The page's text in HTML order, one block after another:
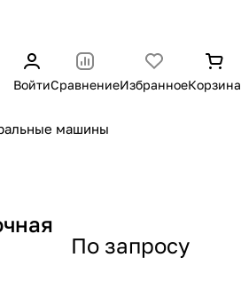
ВойтиСравнениеИзбранноеКорзина
машины
По запросу